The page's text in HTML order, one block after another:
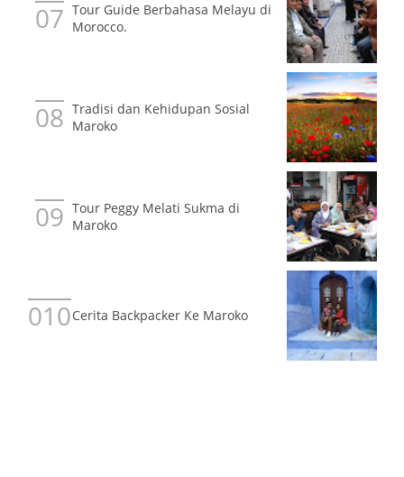
Tour Guide Berbahasa Melayu di
Morocco.
Tradisi dan Kehidupan Sosial
Maroko
Tour Peggy Melati Sukma di
Maroko
Cerita Backpacker Ke Maroko